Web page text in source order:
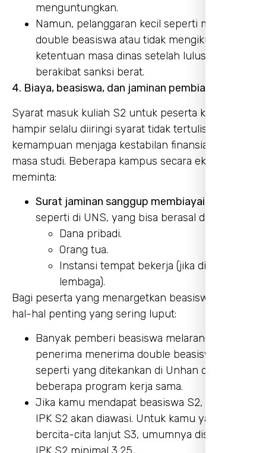
menguntungkan.
Namun, pelanggaran kecil seperti menerima
double beasiswa atau tidak mengikuti
ketentuan masa dinas setelah lulus bisa
berakibat sanksi berat.
4. Biaya, beasiswa, dan jaminan pembiayaan
Syarat masuk kuliah S2 untuk peserta kerja
hampir selalu diiringi syarat tidak tertulis:
kemampuan menjaga kestabilan finansial selama
masa studi. Beberapa kampus secara eksplisit
meminta:
Surat jaminan sanggup membiayai studi
seperti di UNS, yang bisa berasal dari:
Dana pribadi.
Orang tua.
Instansi tempat bekerja (jika dibiayai
lembaga).
Bagi peserta yang menargetkan beasiswa, ada
hal-hal penting yang sering luput:
Banyak pemberi beasiswa melarang
penerima menerima double beasiswa,
seperti yang ditekankan di Unhan dan
beberapa program kerja sama.
Jika kamu mendapat beasiswa S2, performa
IPK S2 akan diawasi. Untuk kamu yang
bercita-cita lanjut S3, umumnya disyaratkan